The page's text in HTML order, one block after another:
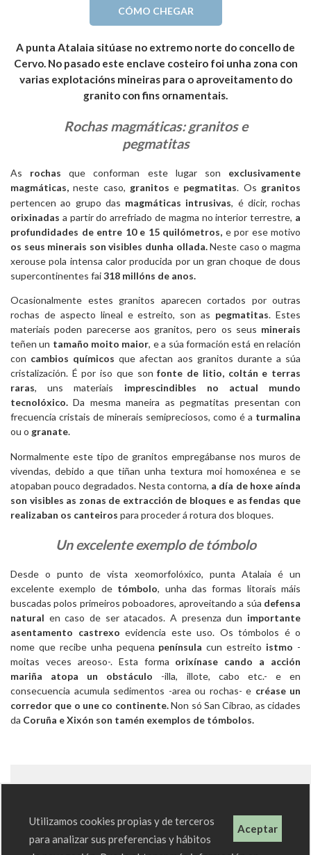
CÓMO CHEGAR
A punta Atalaia sitúase no extremo norte do concello de
Cervo. No pasado este enclave costeiro foi unha zona con
varias explotacións mineiras para o aproveitamento do
granito con fins ornamentais.
Rochas magmáticas: granitos e
pegmatitas
As rochas que conforman este lugar son exclusivamente
magmáticas, neste caso, granitos e pegmatitas. Os granitos
pertencen ao grupo das magmáticas intrusivas, é dicir, rochas
orixinadas a partir do arrefriado de magma no interior terrestre, a
profundidades de entre 10 e 15 quilómetros, e por ese motivo
os seus minerais son visibles dunha ollada.Neste caso o magma
xerouse pola intensa calor producida por un gran choque de dous
supercontinentes fai318 millóns de anos.
Ocasionalmente estes granitos aparecen cortados por outras
rochas de aspecto lineal e estreito, son as pegmatitas. Estes
materiais poden parecerse aos granitos, pero os seus minerais
teñen un tamaño moito maior, e a súa formación está en relación
con cambios químicosque afectan aos granitos durante a súa
cristalización. É por iso que sonfonte de litio, coltán e terras
raras, uns materiais imprescindibles no actual mundo
tecnolóxico.Da mesma maneira as pegmatitas presentan con
frecuencia cristais de minerais semipreciosos, como é a turmalina
ou o granate.
Normalmente este tipo de granitos empregábanse nos muros de
vivendas, debido a que tiñan unha textura moi homoxénea e se
atopaban pouco degradados. Nesta contorna, a día de hoxe aínda
son visibles as zonas de extracción de bloques e as fendas que
realizaban os canteiros para proceder á rotura dos bloques.
Un excelente exemplo de tómbolo
Desde o punto de vista xeomorfolóxico, punta Atalaia é un
excelente exemplo de tómbolo, unha das formas litorais máis
buscadas polos primeiros poboadores, aproveitando a súa defensa
natural en caso de ser atacados. A presenza dun importante
asentamento castrexo evidencia este uso. Os tómbolos é o
nome que recibe unha pequena península cun estreito istmo -
moitas veces areoso-. Esta forma orixínase cando a acción
mariña atopa un obstáculo -illa, illote, cabo etc.- e en
consecuencia acumula sedimentos -area ou rochas- e créase un
corredor que o une co continente.Non só San Cibrao, as cidades
da Coruña e Xixón son tamén exemplos de tómbolos.
Aceptar
Utilizamos cookies propias y de terceros
para analizar sus preferencias y hábitos